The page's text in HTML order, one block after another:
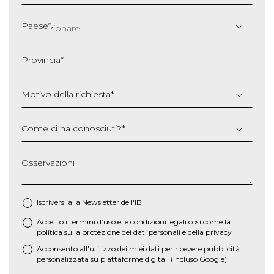
slash
MM
AAAA
Paese*
Provincia*
Motivo della richiesta*
Come ci ha conosciuti?*
Osservazioni
Iscriversi alla Newsletter dell'IB
* Accetto i termini d’uso e le condizioni legali così come la
politica sulla protezione dei dati personali e della privacy
Acconsento all'utilizzo dei miei dati per ricevere pubblicità
personalizzata su piattaforme digitali (incluso Google)